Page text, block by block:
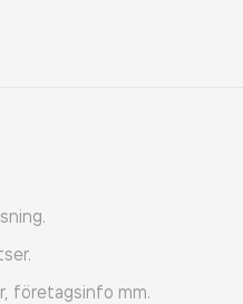
företagsinfo mm.